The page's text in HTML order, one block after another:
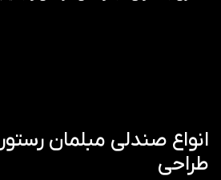
انواع صندلی مبلمان
طراحی